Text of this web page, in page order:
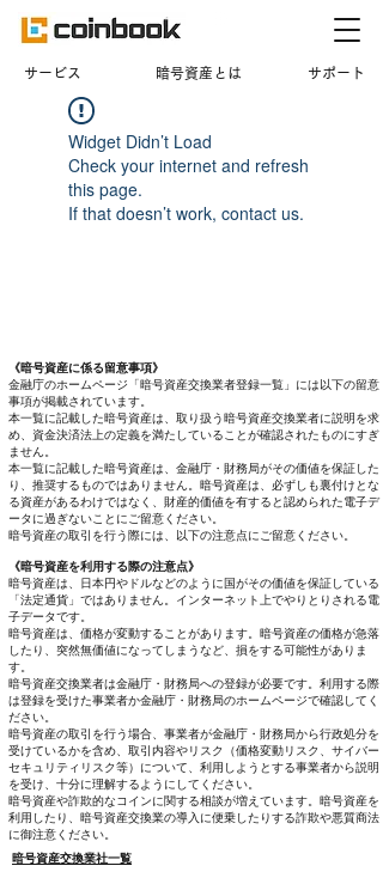
​サービス 暗号資産とは サポート
Widget Didn’t Load
Check your internet and refresh
this page.
If that doesn’t work, contact us.
《暗号資産に係る留意事項》
金融庁のホームページ「暗号資産交換業者登録一覧」には以下の留意
事項が掲載されています。
本一覧に記載した暗号資産は、取り扱う暗号資産交換業者に説明を求
め、資金決済法上の定義を満たしていることが確認されたものにすぎ
ません。
本一覧に記載した暗号資産は、金融庁・財務局がその価値を保証した
り、推奨するものではありません。暗号資産は、必ずしも裏付けとな
る資産があるわけではなく、財産的価値を有すると認められた電子デ
ータに過ぎないことにご留意ください。
暗号資産の取引を行う際には、以下の注意点にご留意ください。
《暗号資産を利用する際の注意点》
暗号資産は、日本円やドルなどのように国がその価値を保証している
「法定通貨」ではありません。インターネット上でやりとりされる電
子データです。
暗号資産は、価格が変動することがあります。暗号資産の価格が急落
したり、突然無価値になってしまうなど、損をする可能性がありま
す。
暗号資産交換業者は金融庁・財務局への登録が必要です。利用する際
は登録を受けた事業者か金融庁・財務局のホームページで確認してく
ださい。
暗号資産の取引を行う場合、事業者が金融庁・財務局から行政処分を
受けているかを含め、取引内容やリスク（価格変動リスク、サイバー
セキュリティリスク等）について、利用しようとする事業者から説明
を受け、十分に理解するようにしてください。
暗号資産や詐欺的なコインに関する相談が増えています。暗号資産を
利用したり、暗号資産交換業の導入に便乗したりする詐欺や悪質商法
に御注意ください。
暗号資産交換業社一覧